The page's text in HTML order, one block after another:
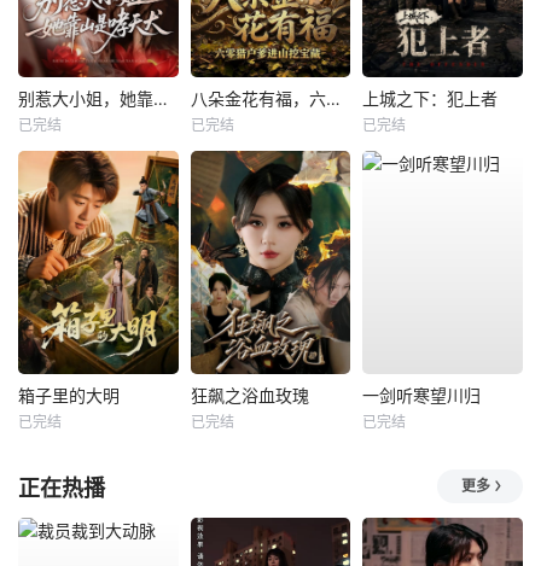
别惹大小姐，她靠山是哮天犬
已完结
八朵金花有福，六零猎户爹进山挖宝藏
已完结
上城之下：犯上者
已完结
箱子里的大明
已完结
狂飙之浴血玫瑰
已完结
一剑听寒望川归
已完结
正在热播 更多